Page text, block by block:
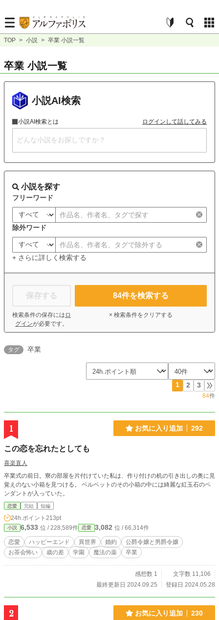
TOP > 小説 > 卒業 小説一覧
卒業 小説一覧
小説AI検索
小説AI検索とは ログインして話してみる
小説を探す
フリーワード
除外ワード
+ さらに詳しく検索する
保存する
検索条件の保存には ロ
グインが必要です。
84件を検索する
× 検索条件をクリアする
タグ 卒業
1 2 3
84件
1 お気に入り追加 292
この恋を忘れたとしても
喜楽直人
卒業式の前日。寮の部屋を片付けていた私は、作り付けの机の引き出しの奥に見
覚えのない小箱を見つける。 ベルベットのその小箱の中には綺麗な紅玉石のペ
ンダントが入っていた。
恋愛 完結 短編
24h.ポイント 213pt
小説 6,533 位 / 228,589件 恋愛 3,082 位 / 66,314件
恋愛 ハッピーエンド 異世界 婚約
公爵令嬢と男爵令嬢
お茶会怖い
歳の差 学園 魔法の薬 卒業
感想数 1
文字数 11,106
最終更新日 2024.09.25
登録日 2024.05.28
2 お気に入り追加 230